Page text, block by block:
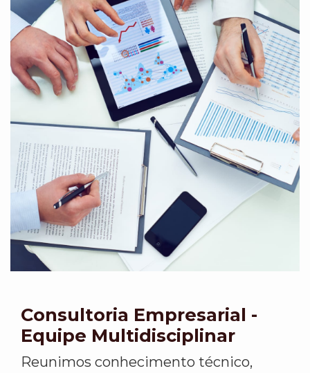
Consultoria Empresarial -
Equipe Multidisciplinar
Reunimos conhecimento técnico,